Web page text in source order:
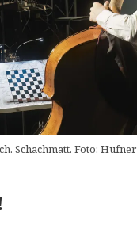
Schachmatt. Foto: Hufner